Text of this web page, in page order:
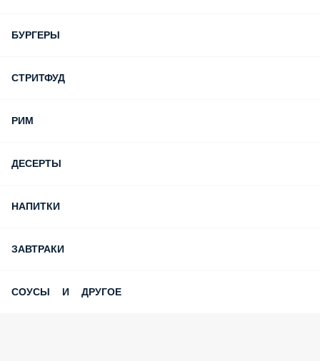
БУРГЕРЫ
СТРИТФУД
РИМ
ДЕСЕРТЫ
НАПИТКИ
ЗАВТРАКИ
СОУСЫ И ДРУГОЕ